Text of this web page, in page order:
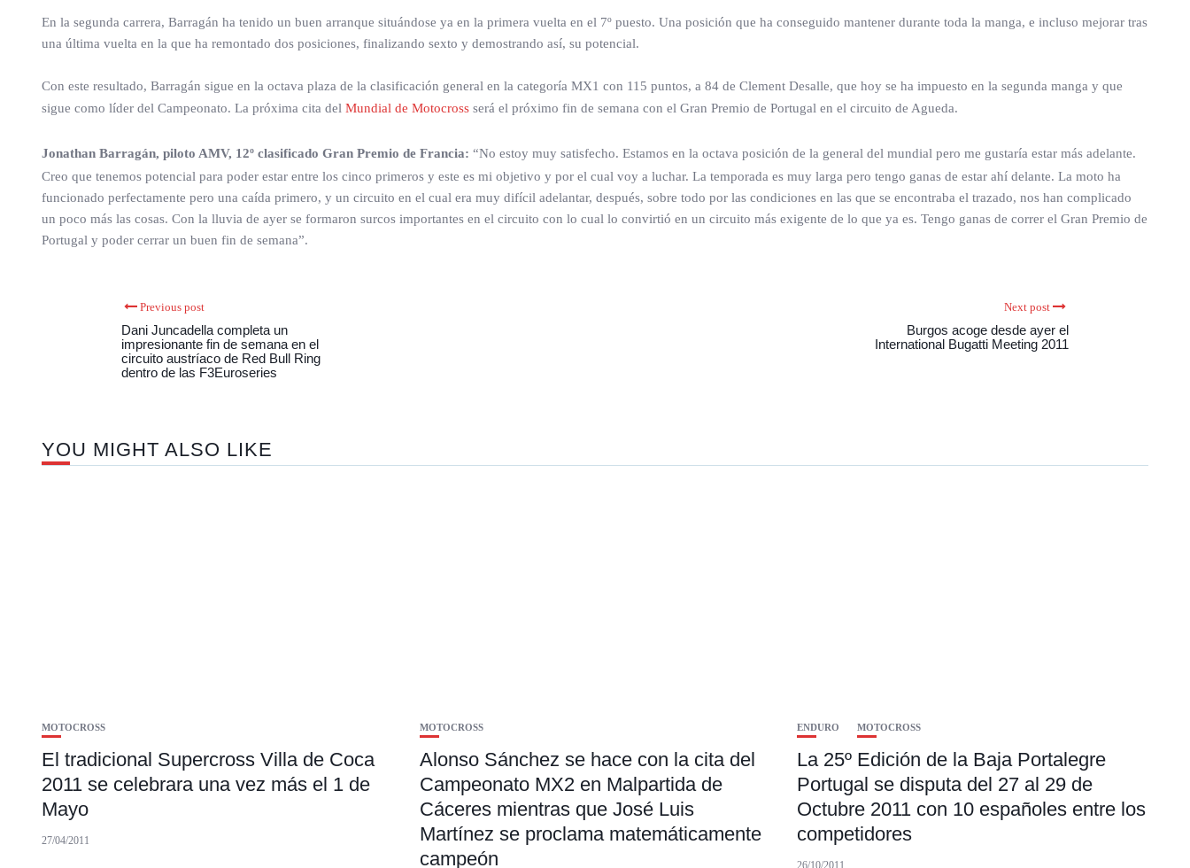
En la segunda carrera, Barragán ha tenido un buen arranque situándose ya en la primera vuelta en el 7º puesto. Una posición que ha conseguido mantener durante toda la manga, e incluso mejorar tras
una última vuelta en la que ha remontado dos posiciones, finalizando sexto y demostrando así, su potencial.
Con este resultado, Barragán sigue en la octava plaza de la clasificación general en la categoría MX1 con 115 puntos, a 84 de Clement Desalle, que hoy se ha impuesto en la segunda manga y que
sigue como líder del Campeonato. La próxima cita del Mundial de Motocross será el próximo fin de semana con el Gran Premio de Portugal en el circuito de Agueda.
Jonathan Barragán, piloto AMV, 12º clasificado Gran Premio de Francia: “No estoy muy satisfecho. Estamos en la octava posición de la general del mundial pero me gustaría estar más adelante.
Creo que tenemos potencial para poder estar entre los cinco primeros y este es mi objetivo y por el cual voy a luchar. La temporada es muy larga pero tengo ganas de estar ahí delante. La moto ha
funcionado perfectamente pero una caída primero, y un circuito en el cual era muy difícil adelantar, después, sobre todo por las condiciones en las que se encontraba el trazado, nos han complicado
un poco más las cosas. Con la lluvia de ayer se formaron surcos importantes en el circuito con lo cual lo convirtió en un circuito más exigente de lo que ya es. Tengo ganas de correr el Gran Premio de
Portugal y poder cerrar un buen fin de semana”.
Previous post
Dani Juncadella completa un
impresionante fin de semana en el
circuito austríaco de Red Bull Ring
dentro de las F3Euroseries
Next post
Burgos acoge desde ayer el
International Bugatti Meeting 2011
YOU MIGHT ALSO LIKE
MOTOCROSS
El tradicional Supercross Villa de Coca
2011 se celebrara una vez más el 1 de
Mayo
27/04/2011
MOTOCROSS
Alonso Sánchez se hace con la cita del
Campeonato MX2 en Malpartida de
Cáceres mientras que José Luis
Martínez se proclama matemáticamente
campeón
ENDURO MOTOCROSS
La 25º Edición de la Baja Portalegre
Portugal se disputa del 27 al 29 de
Octubre 2011 con 10 españoles entre los
competidores
26/10/2011